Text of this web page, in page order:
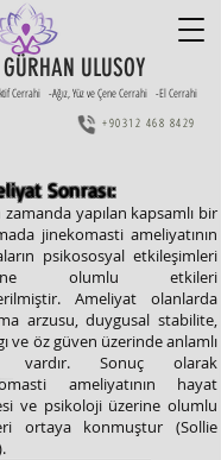
Cerrahi -Ağız, Yüz ve Çene Cerrahi -El Cerrahi
ULUSOY
+90312 468 8429
Sonrası:
zamanda yapılan kapsamlı bir
jinekomasti ameliyatının
psikososyal etkileşimleri
olumlu etkileri
Ameliyat olanlarda
arzusu, duygusal stabilite,
ve öz güven üzerinde anlamlı
vardır. Sonuç olarak
ameliyatının hayat
ve psikoloji üzerine olumlu
ortaya konmuştur (Sollie